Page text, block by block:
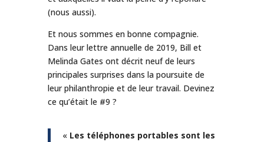
(nous aussi).
Et nous sommes en bonne compagnie.
Dans leur lettre annuelle de 2019, Bill et
Melinda Gates ont décrit neuf de leurs
principales surprises dans la poursuite de
leur philanthropie et de leur travail. Devinez
ce qu’était le #9 ?
« Les téléphones portables sont les